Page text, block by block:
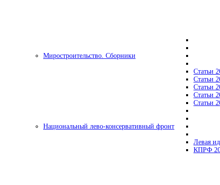
Миростроительство. Сборники
Статьи
Статьи
Статьи
Статьи
Статьи
Национальный лево-консервативный фронт
Левая
КПРФ